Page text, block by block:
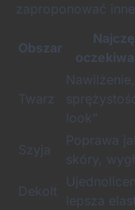
zaproponować
Obszar
Twarz
Nawilżenie,
look”
Szyja
Poprawa
skóry,
Dekolt
lepsza